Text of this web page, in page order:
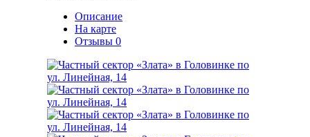
Описание
На карте
Отзывы 0